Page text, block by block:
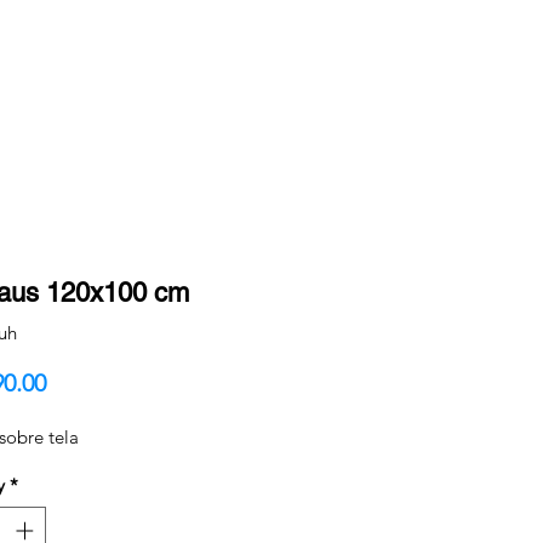
120x100 cm
Price
tela
*